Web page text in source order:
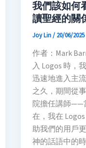
我們該如何
讀聖經的關
Joy Lin/ 20/06/2025
作者：Mark
入 Logos 時，
迅速地進入主
之久，期間從
院擔任講師——
在，我在
助我們的用戶
神的話語中的時